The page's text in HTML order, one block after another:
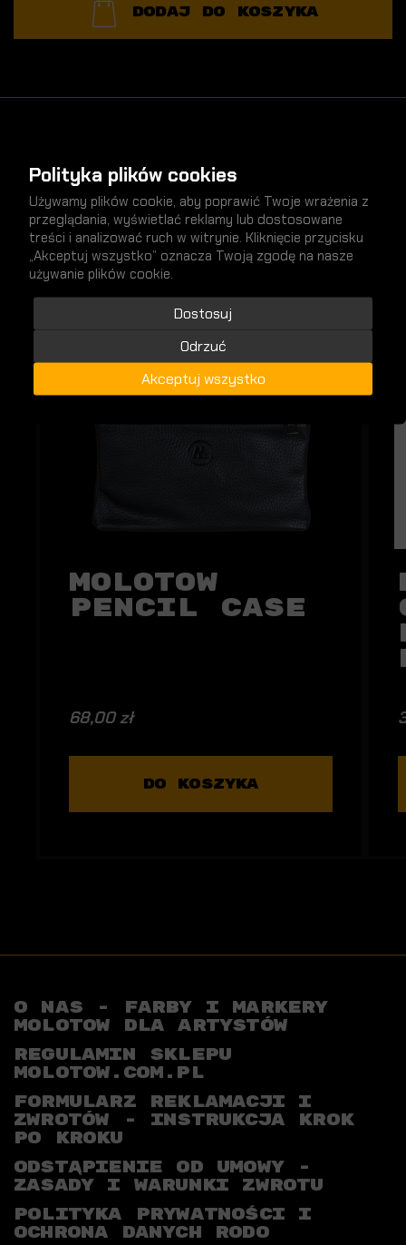
DODAJ DO KOSZYKA
SPRAWDŹ nowości
Molotow
Pencil Case
68,00 zł
DO KOSZYKA
O NAS - FARBY I MARKERY
MOLOTOW DLA ARTYSTÓW
REGULAMIN SKLEPU
MOLOTOW.COM.PL
FORMULARZ REKLAMACJI I
ZWROTÓW - INSTRUKCJA KROK
PO KROKU
ODSTĄPIENIE OD UMOWY -
ZASADY I WARUNKI ZWROTU
POLITYKA PRYWATNOŚCI I
OCHRONA DANYCH RODO
Polityka plików cookies
Używamy plików cookie, aby poprawić Twoje wrażenia z
przeglądania, wyświetlać reklamy lub dostosowane
treści i analizować ruch w witrynie. Kliknięcie przycisku
„Akceptuj wszystko” oznacza Twoją zgodę na nasze
używanie plików cookie.
Dostosuj
Odrzuć
Akceptuj wszystko